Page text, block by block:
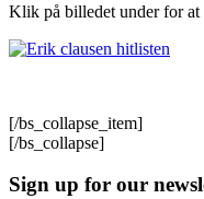
Klik på billedet under for at
[/bs_collapse_item]
[/bs_collapse]
Sign up for our